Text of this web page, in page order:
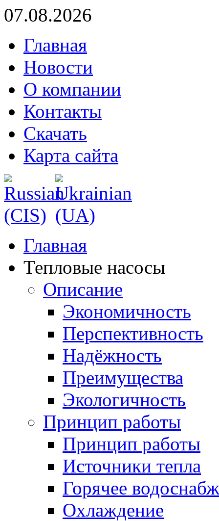
07.08.2026
Главная
Новости
О компании
Контакты
Скачать
Карта сайта
Главная
Тепловые насосы
Описание
Экономичность
Перспективность
Надёжность
Преимущества
Экологичность
Принцип работы
Принцип работы
Источники тепла
Горячее
Охлаждение